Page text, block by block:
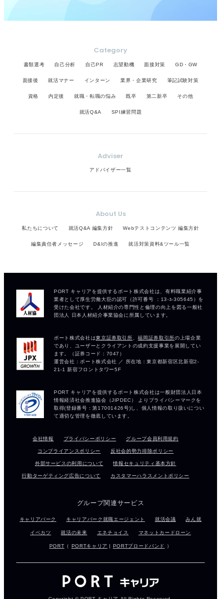
Category
書類選考 自己分析 自己PR 志望動機 面接対策 GD・GW
面接後 就活マナー インターン 業界・企業研究 筆記試験対策
資格 内定後 就職・転職の悩み 既卒 第二新卒 その他
就活Q&A SPI練習問題
Adviser
アドバイザー一覧
About Us
私たちについて 就活Q&A 編集方針 Webテストコンテンツ 編集方針
編集責任者メッセージ D&Iの推進 就活対策資料&ツール一覧
会社情報 プライバシーポリシー グループ会員利用規約
コンプライアンスポリシー 反社会的勢力排除ポリシー
外部サービスの利用について 情報セキュリティ基本方針
行動ターゲティング広告について カスタマーハラスメントポリシー